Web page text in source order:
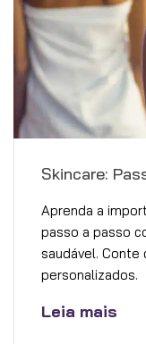
Skincare:
Aprenda a
passo a passo
saudável. Conte
personalizados.
Leia mais